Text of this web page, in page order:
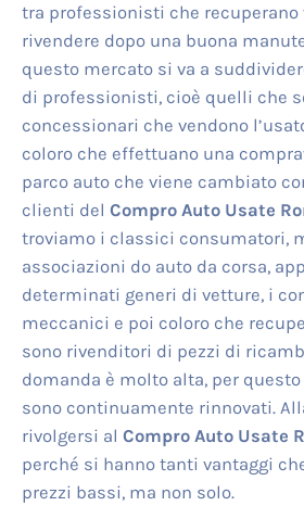
tra professionisti che recuperano
rivendere dopo una buona
questo mercato si va a
di professionisti, cioè quelli che
concessionari che vendono
coloro che effettuano una
parco auto che viene cambiato
clienti del Compro Auto Usate
troviamo i classici consumatori,
associazioni do auto da corsa,
determinati generi di vetture, i
meccanici e poi coloro che
sono rivenditori di pezzi di
domanda è molto alta, per
sono continuamente rinnovati.
rivolgersi al Compro Auto Usate
perché si hanno tanti vantaggi
prezzi bassi, ma non solo.